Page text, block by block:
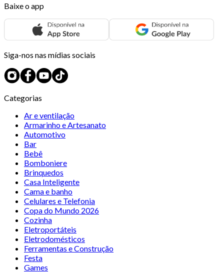
Baixe o app
Siga-nos nas mídias sociais
Categorias
Ar e ventilação
Armarinho e Artesanato
Automotivo
Bar
Bebê
Bomboniere
Brinquedos
Casa Inteligente
Cama e banho
Celulares e Telefonia
Copa do Mundo 2026
Cozinha
Eletroportáteis
Eletrodomésticos
Ferramentas e Construção
Festa
Games